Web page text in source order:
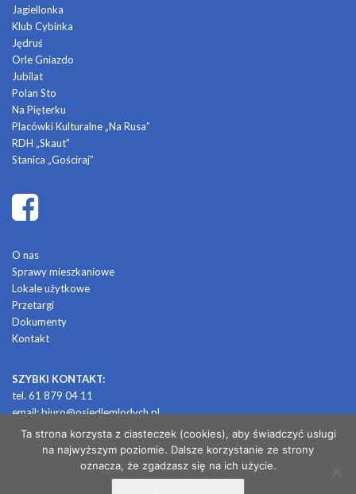
Jagiellonka
Klub Cybinka
Jędruś
Orle Gniazdo
Jubilat
Polan Sto
Na Pięterku
Placówki Kulturalne „Na Rusa”
RDH „Skaut”
Stanica „Gościraj”
O nas
Sprawy mieszkaniowe
Lokale użytkowe
Przetargi
Dokumenty
Kontakt
SZYBKI KONTAKT:
tel. 61 879 04 11
email:biuro@osiedlemlodych.pl
© 2026 OSIEDLE MŁODYCH
Ta strona korzysta z ciasteczek (cookies), aby świadczyć usługi
na najwyższym poziomie. Dalsze korzystanie ze strony
oznacza, że zgadzasz się na ich użycie.